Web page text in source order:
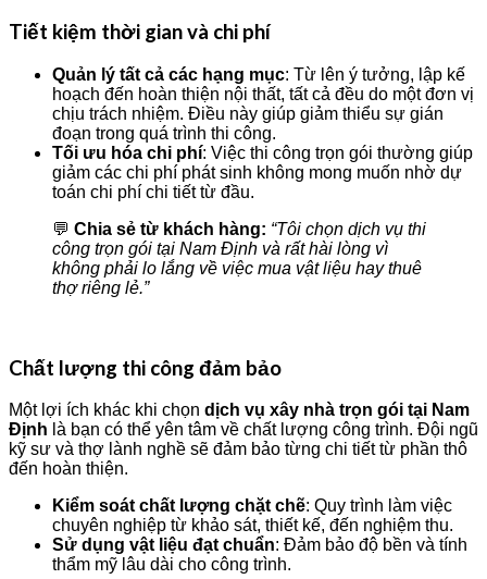
Tiết kiệm thời gian và chi phí
Quản lý tất cả các hạng mục: Từ lên ý tưởng, lập kế
hoạch đến hoàn thiện nội thất, tất cả đều do một đơn vị
chịu trách nhiệm. Điều này giúp giảm thiểu sự gián
đoạn trong quá trình thi công.
Tối ưu hóa chi phí: Việc thi công trọn gói thường giúp
giảm các chi phí phát sinh không mong muốn nhờ dự
toán chi phí chi tiết từ đầu.
💬 Chia sẻ từ khách hàng: “Tôi chọn dịch vụ thi
công trọn gói tại Nam Định và rất hài lòng vì
không phải lo lắng về việc mua vật liệu hay thuê
thợ riêng lẻ.”
Chất lượng thi công đảm bảo
Một lợi ích khác khi chọn dịch vụ xây nhà trọn gói tại Nam
Định là bạn có thể yên tâm về chất lượng công trình. Đội ngũ
kỹ sư và thợ lành nghề sẽ đảm bảo từng chi tiết từ phần thô
đến hoàn thiện.
Kiểm soát chất lượng chặt chẽ: Quy trình làm việc
chuyên nghiệp từ khảo sát, thiết kế, đến nghiệm thu.
Sử dụng vật liệu đạt chuẩn: Đảm bảo độ bền và tính
thẩm mỹ lâu dài cho công trình.